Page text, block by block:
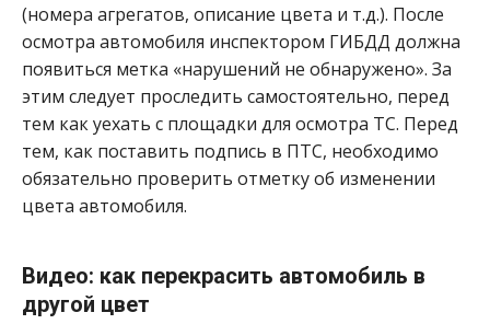
(номера агрегатов, описание цвета и т.д.). После
осмотра автомобиля инспектором ГИБДД должна
появиться метка «нарушений не обнаружено». За
этим следует проследить самостоятельно, перед
тем как уехать с площадки для осмотра ТС. Перед
тем, как поставить подпись в ПТС, необходимо
обязательно проверить отметку об изменении
цвета автомобиля.
Видео: как перекрасить автомобиль в
другой цвет